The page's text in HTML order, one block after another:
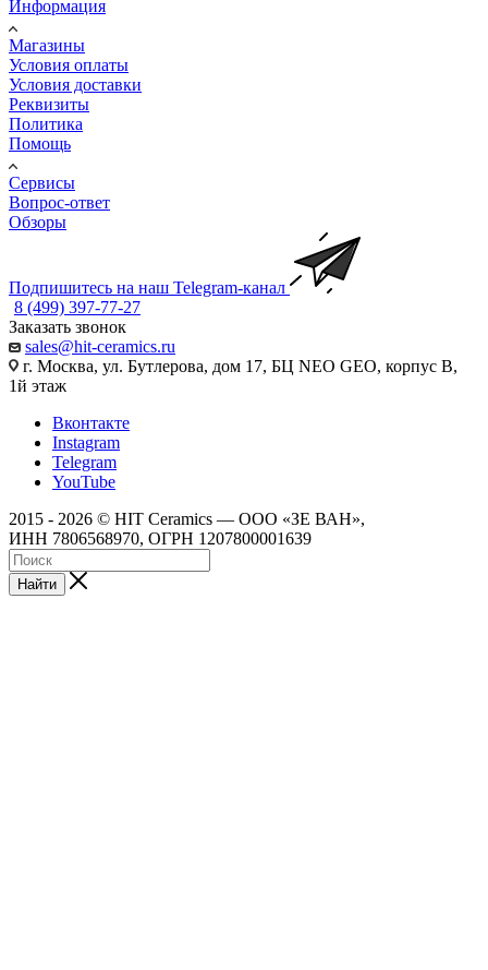
Информация
Магазины
Условия оплаты
Условия доставки
Реквизиты
Политика
Помощь
Сервисы
Вопрос-ответ
Обзоры
Подпишитесь на наш Telegram-канал
8 (499) 397-77-27
Заказать звонок
sales@hit-ceramics.ru
г. Москва, ул. Бутлерова, дом 17, БЦ NEO GEO, корпус В,
1й этаж
Вконтакте
Instagram
Telegram
YouTube
2015 - 2026 © HIT Ceramics — ООО «ЗЕ ВАН»,
ИНН 7806568970, ОГРН 1207800001639
Найти